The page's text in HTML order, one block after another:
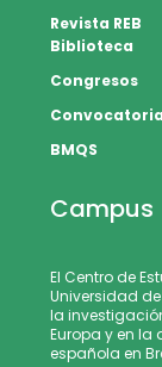
Revista REB
Biblioteca
Congresos
BMQS
Campus
El Centro de
Universidad
la
Europa y en
española en